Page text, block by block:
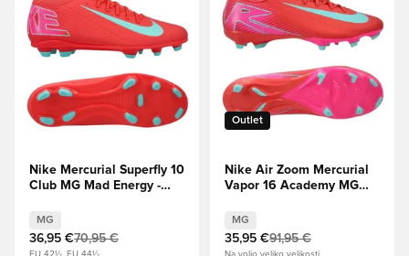
Nike Mercurial Superfly 10
Club MG Mad Energy -
zelena
MG
36,95 €70,95 €
EU 42½, EU 44½
Outlet
Nike Air Zoom Mercurial
Vapor 16 Academy MG
Glow/Aurora zelena
MG
35,95 €91,95 €
Na voljo veliko velikosti